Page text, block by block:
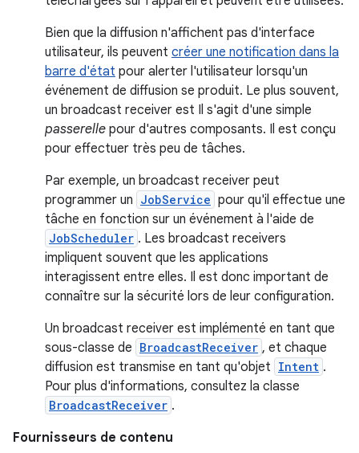
Bien que la diffusion n'affichent pas d'interface
utilisateur, ils peuvent créer une notification dans la
barre d'état pour alerter l'utilisateur lorsqu'un
événement de diffusion se produit. Le plus souvent,
un broadcast receiver est Il s'agit d'une simple
passerelle pour d'autres composants. Il est conçu
pour effectuer très peu de tâches.
Par exemple, un broadcast receiver peut
programmer un JobService pour qu'il effectue une
tâche en fonction sur un événement à l'aide de
JobScheduler . Les broadcast receivers
impliquent souvent que les applications
interagissent entre elles. Il est donc important de
connaître sur la sécurité lors de leur configuration.
Un broadcast receiver est implémenté en tant que
sous-classe de BroadcastReceiver , et chaque
diffusion est transmise en tant qu'objet Intent .
Pour plus d'informations, consultez la classe
BroadcastReceiver .
Fournisseurs de contenu